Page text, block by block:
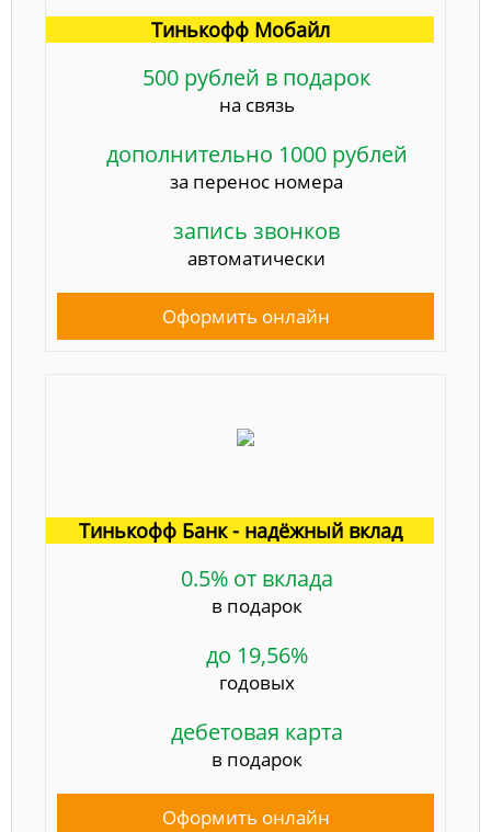
Тинькофф Мобайл
500 рублей в подарок
на связь
дополнительно 1000 рублей
за перенос номера
запись звонков
автоматически
Оформить онлайн
Тинькофф Банк - надёжный вклад
0.5% от вклада
в подарок
до 19,56%
годовых
дебетовая карта
в подарок
Оформить онлайн